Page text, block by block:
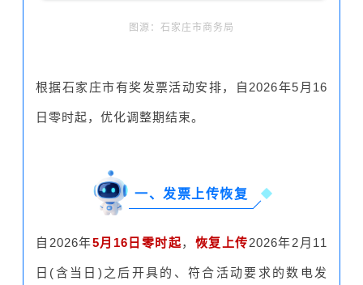
图源：石家庄市商务局
根据石家庄市有奖发票活动安排，自2026年5月16
日零时起，优化调整期结束。
一、发票上传恢复
自2026年5月16日零时起， 恢复上传2026年2月11
日(含当日)之后开具的、符合活动要求的数电发